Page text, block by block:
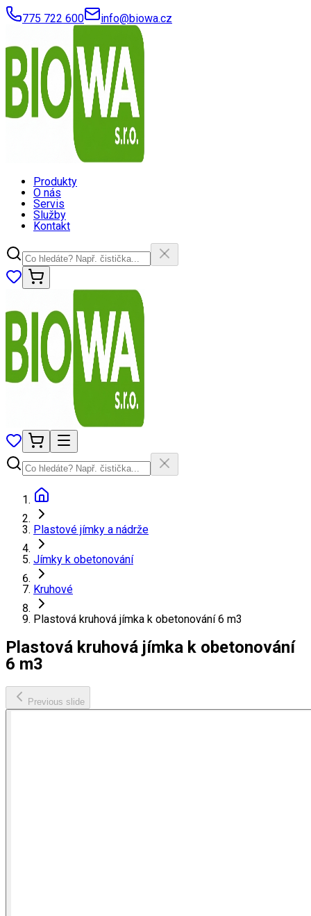
775 722 600 info@biowa.cz
Produkty
O nás
Servis
Služby
Kontakt
Plastové jímky a nádrže
Jímky k obetonování
Kruhové
Plastová kruhová jímka k obetonování 6 m3
Plastová kruhová jímka k obetonování
6 m3
Previous slide